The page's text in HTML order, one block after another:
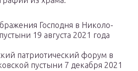
Господня в Николо-
19 августа 2021 года
патриотический форум в
пустыни 7 декабря 2021